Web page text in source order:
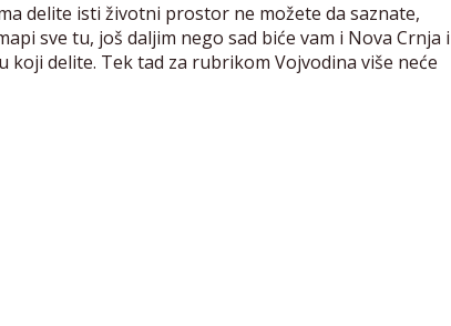
delite isti životni prostor ne možete da saznate,
sve tu, još daljim nego sad biće vam i Nova Crnja i
koji delite. Tek tad za rubrikom Vojvodina više neće